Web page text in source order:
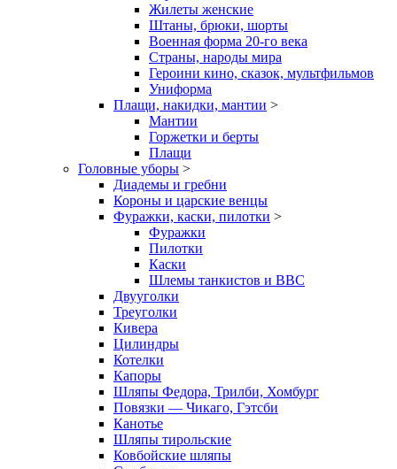
Жилеты женские
Штаны, брюки, шорты
Военная форма 20-го века
Страны, народы мира
Героини кино, сказок, мультфильмов
Униформа
Плащи, накидки, мантии >
Мантии
Горжетки и берты
Плащи
Головные уборы >
Диадемы и гребни
Короны и царские венцы
Фуражки, каски, пилотки >
Фуражки
Пилотки
Каски
Шлемы танкистов и ВВС
Двууголки
Треуголки
Кивера
Цилиндры
Котелки
Капоры
Шляпы Федора, Трилби, Хомбург
Повязки — Чикаго, Гэтсби
Канотье
Шляпы тирольские
Ковбойские шляпы